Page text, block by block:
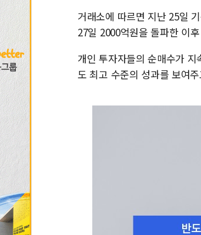
거래소에 따르면 지난 25일
27일 2000억원을 돌파한 이
개인 투자자들의 순매수가
도 최고 수준의 성과를 보여